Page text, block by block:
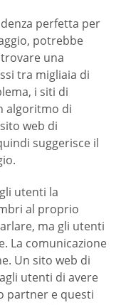
perfetta per
potrebbe
una
tra migliaia di
i siti di
algoritmo di
web di
suggerisce il
utenti la
al proprio
ma gli utenti
La comunicazione
Un sito web di
utenti di avere
partner e questi